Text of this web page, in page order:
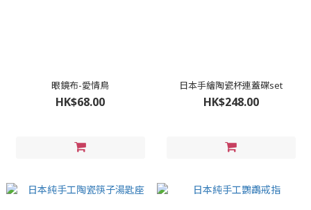
眼鏡布-愛情鳥
HK$68.00
日本手繪陶瓷杯連蓋碟set
HK$248.00